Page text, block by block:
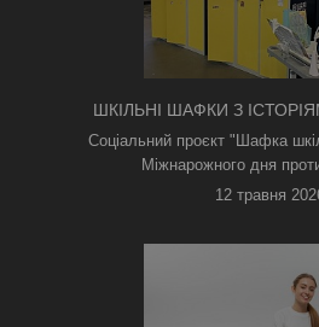
ШКІЛЬНІ ШАФКИ З
З'ЯВИЛИСЯ В
Соціальний проєкт "Шафка
Міжнарожного дня
12 травня